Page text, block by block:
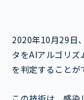
2020年10月29日
タをAIアルゴリズ
を判定することが